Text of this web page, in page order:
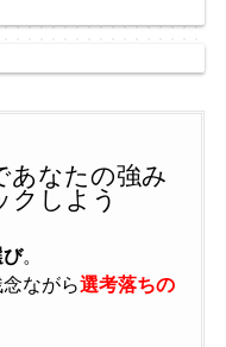
あなたの強み
クしよう
。
ながら選考落ちの